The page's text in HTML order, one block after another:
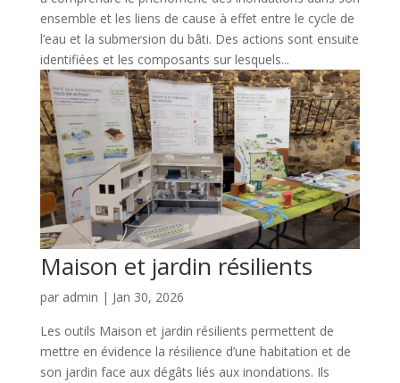
ensemble et les liens de cause à effet entre le cycle de
l’eau et la submersion du bâti. Des actions sont ensuite
identifiées et les composants sur lesquels...
Maison et jardin résilients
par admin | Jan 30, 2026
Les outils Maison et jardin résilients permettent de
mettre en évidence la résilience d’une habitation et de
son jardin face aux dégâts liés aux inondations. Ils